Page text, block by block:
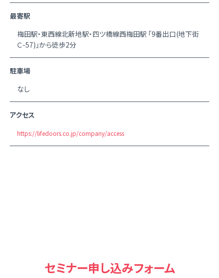
最寄駅
梅田駅・東西線北新地駅・四ツ橋線西梅田駅 「9番出口(地下街
Ｃ-57)」から徒歩2分
駐車場
なし
アクセス
https://lifedoors.co.jp/company/access
セミナー申し込みフォーム